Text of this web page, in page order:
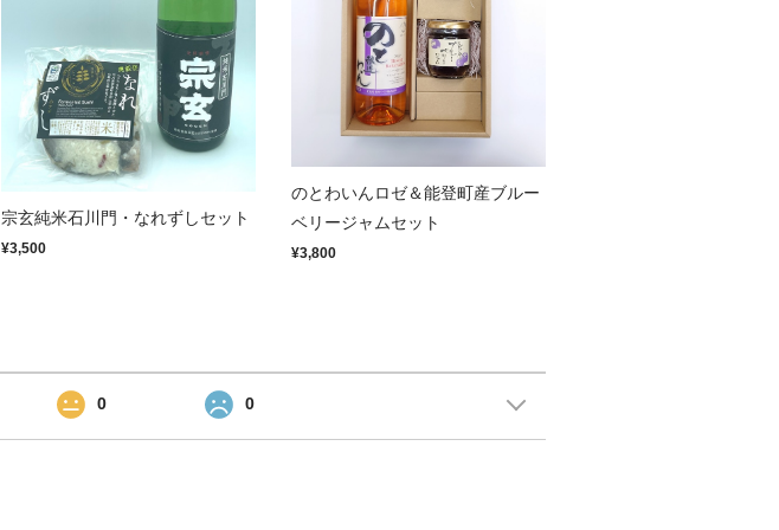
宗玄純米石川門・なれずしセット
¥3,500
のとわいんロゼ＆能登町産ブルー
ベリージャムセット
¥3,800
0 0